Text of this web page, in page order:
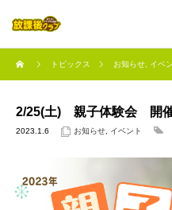
トピックス お知らせ イベ
2/25(土) 親子体験会 開催
2023.1.6 お知らせ イベント